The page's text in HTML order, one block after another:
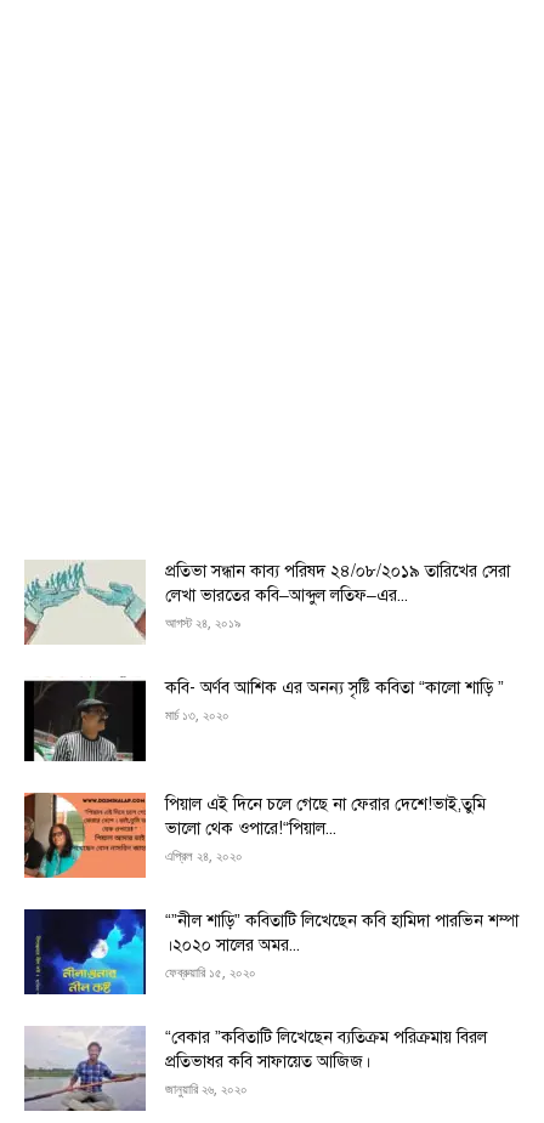
প্রতিভা সন্ধান কাব্য পরিষদ ২৪/০৮/২০১৯ তারিখের সেরা
লেখা ভারতের কবি–আব্দুল লতিফ–এর...
আগস্ট ২৪, ২০১৯
কবি- অর্ণব আশিক এর অনন্য সৃষ্টি কবিতা “কালো শাড়ি ”
মার্চ ১৩, ২০২০
পিয়াল এই দিনে চলে গেছে না ফেরার দেশে!ভাই,তুমি
ভালো থেক ওপারে!“পিয়াল...
এপ্রিল ২৪, ২০২০
“”নীল শাড়ি” কবিতাটি লিখেছেন কবি হামিদা পারভিন শম্পা
।২০২০ সালের অমর...
ফেব্রুয়ারি ১৫, ২০২০
“বেকার ”কবিতাটি লিখেছেন ব্যতিক্রম পরিক্রমায় বিরল
প্রতিভাধর কবি সাফায়েত আজিজ।
জানুয়ারি ২৬, ২০২০